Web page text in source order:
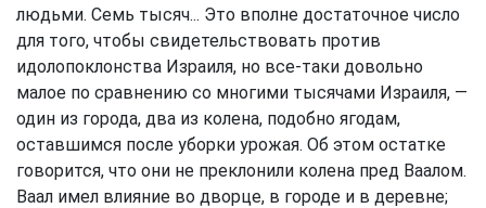
людьми. Семь тысяч... Это вполне достаточное число
для того, чтобы свидетельствовать против
идолопоклонства Израиля, но все-таки довольно
малое по сравнению со многими тысячами Израиля, —
один из города, два из колена, подобно ягодам,
оставшимся после уборки урожая. Об этом остатке
говорится, что они не преклонили колена пред Ваалом.
Ваал имел влияние во дворце, в городе и в деревне;